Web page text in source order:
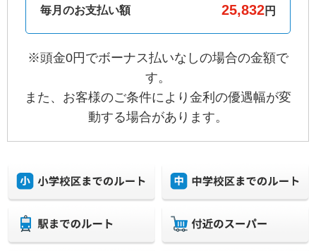
毎月のお支払い額 円
※頭金0円でボーナス払いなしの場合の金額で
す。
また、お客様のご条件により金利の優遇幅が変
動する場合があります。